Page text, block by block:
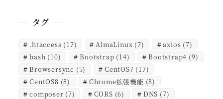
タグ
.htaccess (17) AlmaLinux (7) axios (7)
bash (10) Bootstrap (14) Bootstrap4 (9)
Browsersync (5) CentOS7 (17)
CentOS8 (8) Chrome拡張機能 (8)
composer (7) CORS (6) DNS (7)